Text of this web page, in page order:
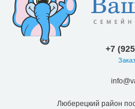
+7
Люберецкий район